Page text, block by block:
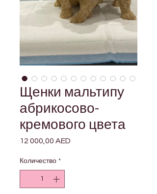
Щенки мальтипу
абрикосово-
кремового цвета
12 000,00 AED
Количество *